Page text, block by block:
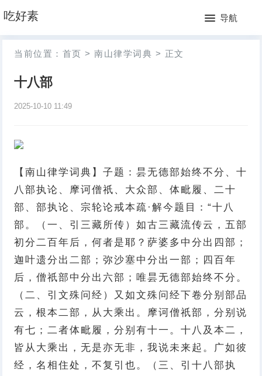
吃好素 导航
网
站
月
当前位置： 首页 > 南山律学词典 > 正文
十八部
2025-10-10 11:49
【南山律学词典】子题：昙无德部始终不分、十
八部执论、摩诃僧祇、大众部、体毗履、二十
部、部执论、宗轮论戒本疏·解今题目：“十八
部。（一、引三藏所传）如古三藏流传云，五部
初分二百年后，何者是耶？萨婆多中分出四部；
迦叶遗分出二部；弥沙塞中分出一部；四百年
后，僧祇部中分出六部；唯昙无德部始终不分。
（二、引文殊问经）又如文殊问经下卷分别部品
云，根本二部，从大乘出。摩诃僧祇部，分别说
有七；二者体毗履，分别有十一。十八及本二，
皆从大乘出，无是亦无非，我说未来起。广如彼
经，名相住处，不复引也。（三、引十八部执